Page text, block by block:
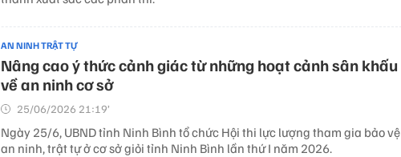
AN NINH TRẬT TỰ
Nâng cao ý thức cảnh giác từ những hoạt cảnh sân khấu
về an ninh cơ sở
25/06/2026 21:19’
Ngày 25/6, UBND tỉnh Ninh Bình tổ chức Hội thi lực lượng tham gia bảo vệ
an ninh, trật tự ở cơ sở giỏi tỉnh Ninh Bình lần thứ I năm 2026.